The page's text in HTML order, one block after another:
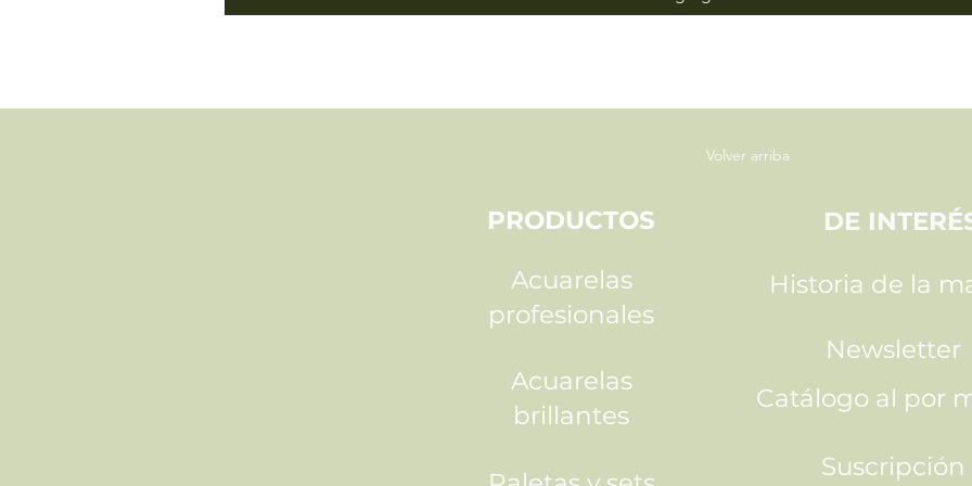
PRODUCTOS
Acuarelas
profesionales
Acuarelas
brillantes
Volver arriba
DE
Historia de la
Newsletter
Catálogo al por
Suscripción